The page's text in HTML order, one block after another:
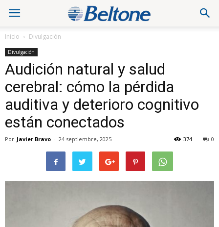
Inicio Divulgación
Divulgación
Audición natural y salud
cerebral: cómo la pérdida
auditiva y deterioro cognitivo
están conectados
Por Javier Bravo - 24 septiembre, 2025 0
374